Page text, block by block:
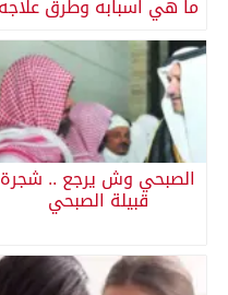
ما هي اسبابه وطرق علاجه
الصبحي وش يرجع .. شجرة
قبيلة الصبحي